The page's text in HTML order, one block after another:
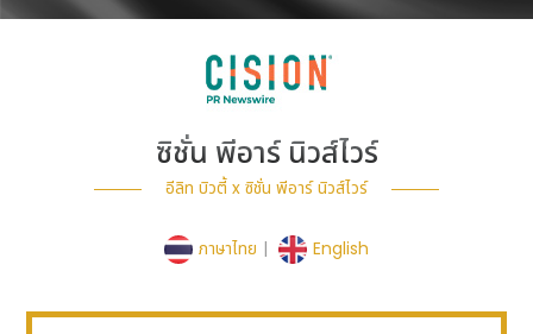
ซิชั่น พีอาร์ นิวส์ไวร์
อีลิท บิวตี้ x ซิชั่น พีอาร์ นิวส์ไวร์
ภาษาไทย | English